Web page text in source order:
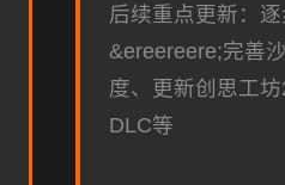
后续重点更新：
&ereereere;完善
度、更新创思工
DLC等